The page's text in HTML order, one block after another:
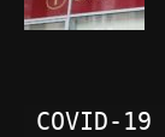
COVID-19